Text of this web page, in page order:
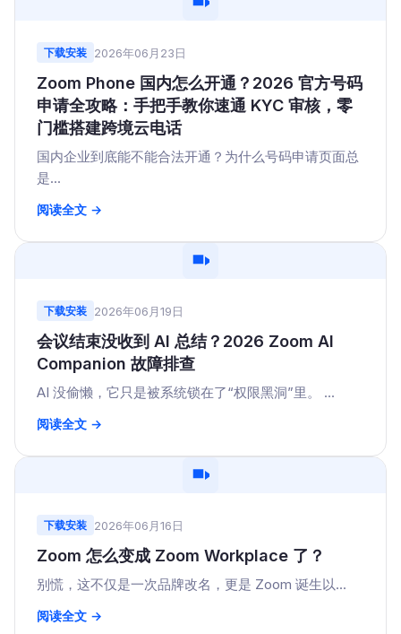
下载安装 2026年06月23日
Zoom Phone 国内怎么开通？2026 官方号码
申请全攻略：手把手教你速通 KYC 审核，零
门槛搭建跨境云电话
国内企业到底能不能合法开通？为什么号码申请页面总
是...
阅读全文 →
下载安装 2026年06月19日
会议结束没收到 AI 总结？2026 Zoom AI
Companion 故障排查
AI 没偷懒，它只是被系统锁在了“权限黑洞”里。 ...
阅读全文 →
下载安装 2026年06月16日
Zoom 怎么变成 Zoom Workplace 了？
别慌，这不仅是一次品牌改名，更是 Zoom 诞生以...
阅读全文 →